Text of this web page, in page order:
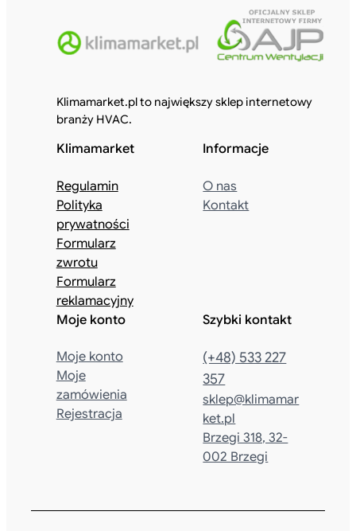
Klimamarket.pl to największy sklep internetowy
branży HVAC.
Klimamarket
Regulamin
Polityka
prywatności
Formularz
zwrotu
Formularz
reklamacyjny
Informacje
O nas
Kontakt
Moje konto
Moje konto
Moje
zamówienia
Rejestracja
Szybki kontakt
(+48) 533 227
357
sklep@klimamar
ket.pl
Brzegi 318, 32-
002 Brzegi